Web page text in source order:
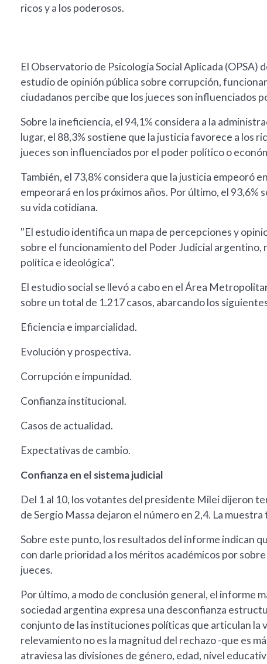
ricos y a los poderosos.
El Observatorio de Psicología Social Aplicada (OPSA)
estudio de opinión pública sobre corrupción,
ciudadanos percibe que los jueces son influenciados
Sobre la ineficiencia, el 94,1% considera a la
lugar, el 88,3% sostiene que la justicia favorece a los
jueces son influenciados por el poder político o
También, el 73,8% considera que la justicia empeoró
empeorará en los próximos años. Por último, el
su vida cotidiana.
"El estudio identifica un mapa de percepciones y
sobre el funcionamiento del Poder Judicial
política e ideológica".
El estudio social se llevó a cabo en el Área
sobre un total de 1.217 casos, abarcando los
Eficiencia e imparcialidad.
Evolución y prospectiva.
Corrupción e impunidad.
Confianza institucional.
Casos de actualidad.
Expectativas de cambio.
Confianza en el sistema judicial
Del 1 al 10, los votantes del presidente Milei dijeron
de Sergio Massa dejaron el número en 2,4. La
Sobre este punto, los resultados del informe indican
con darle prioridad a los méritos académicos por
jueces.
Por último, a modo de conclusión general, el informe
sociedad argentina expresa una desconfianza
conjunto de las instituciones políticas que articulan la
relevamiento no es la magnitud del rechazo -que es
atraviesa las divisiones de género, edad, nivel